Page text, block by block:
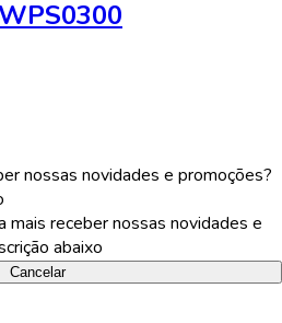
nossas novidades e promoções?
mais receber nossas novidades e
abaixo
Cancelar